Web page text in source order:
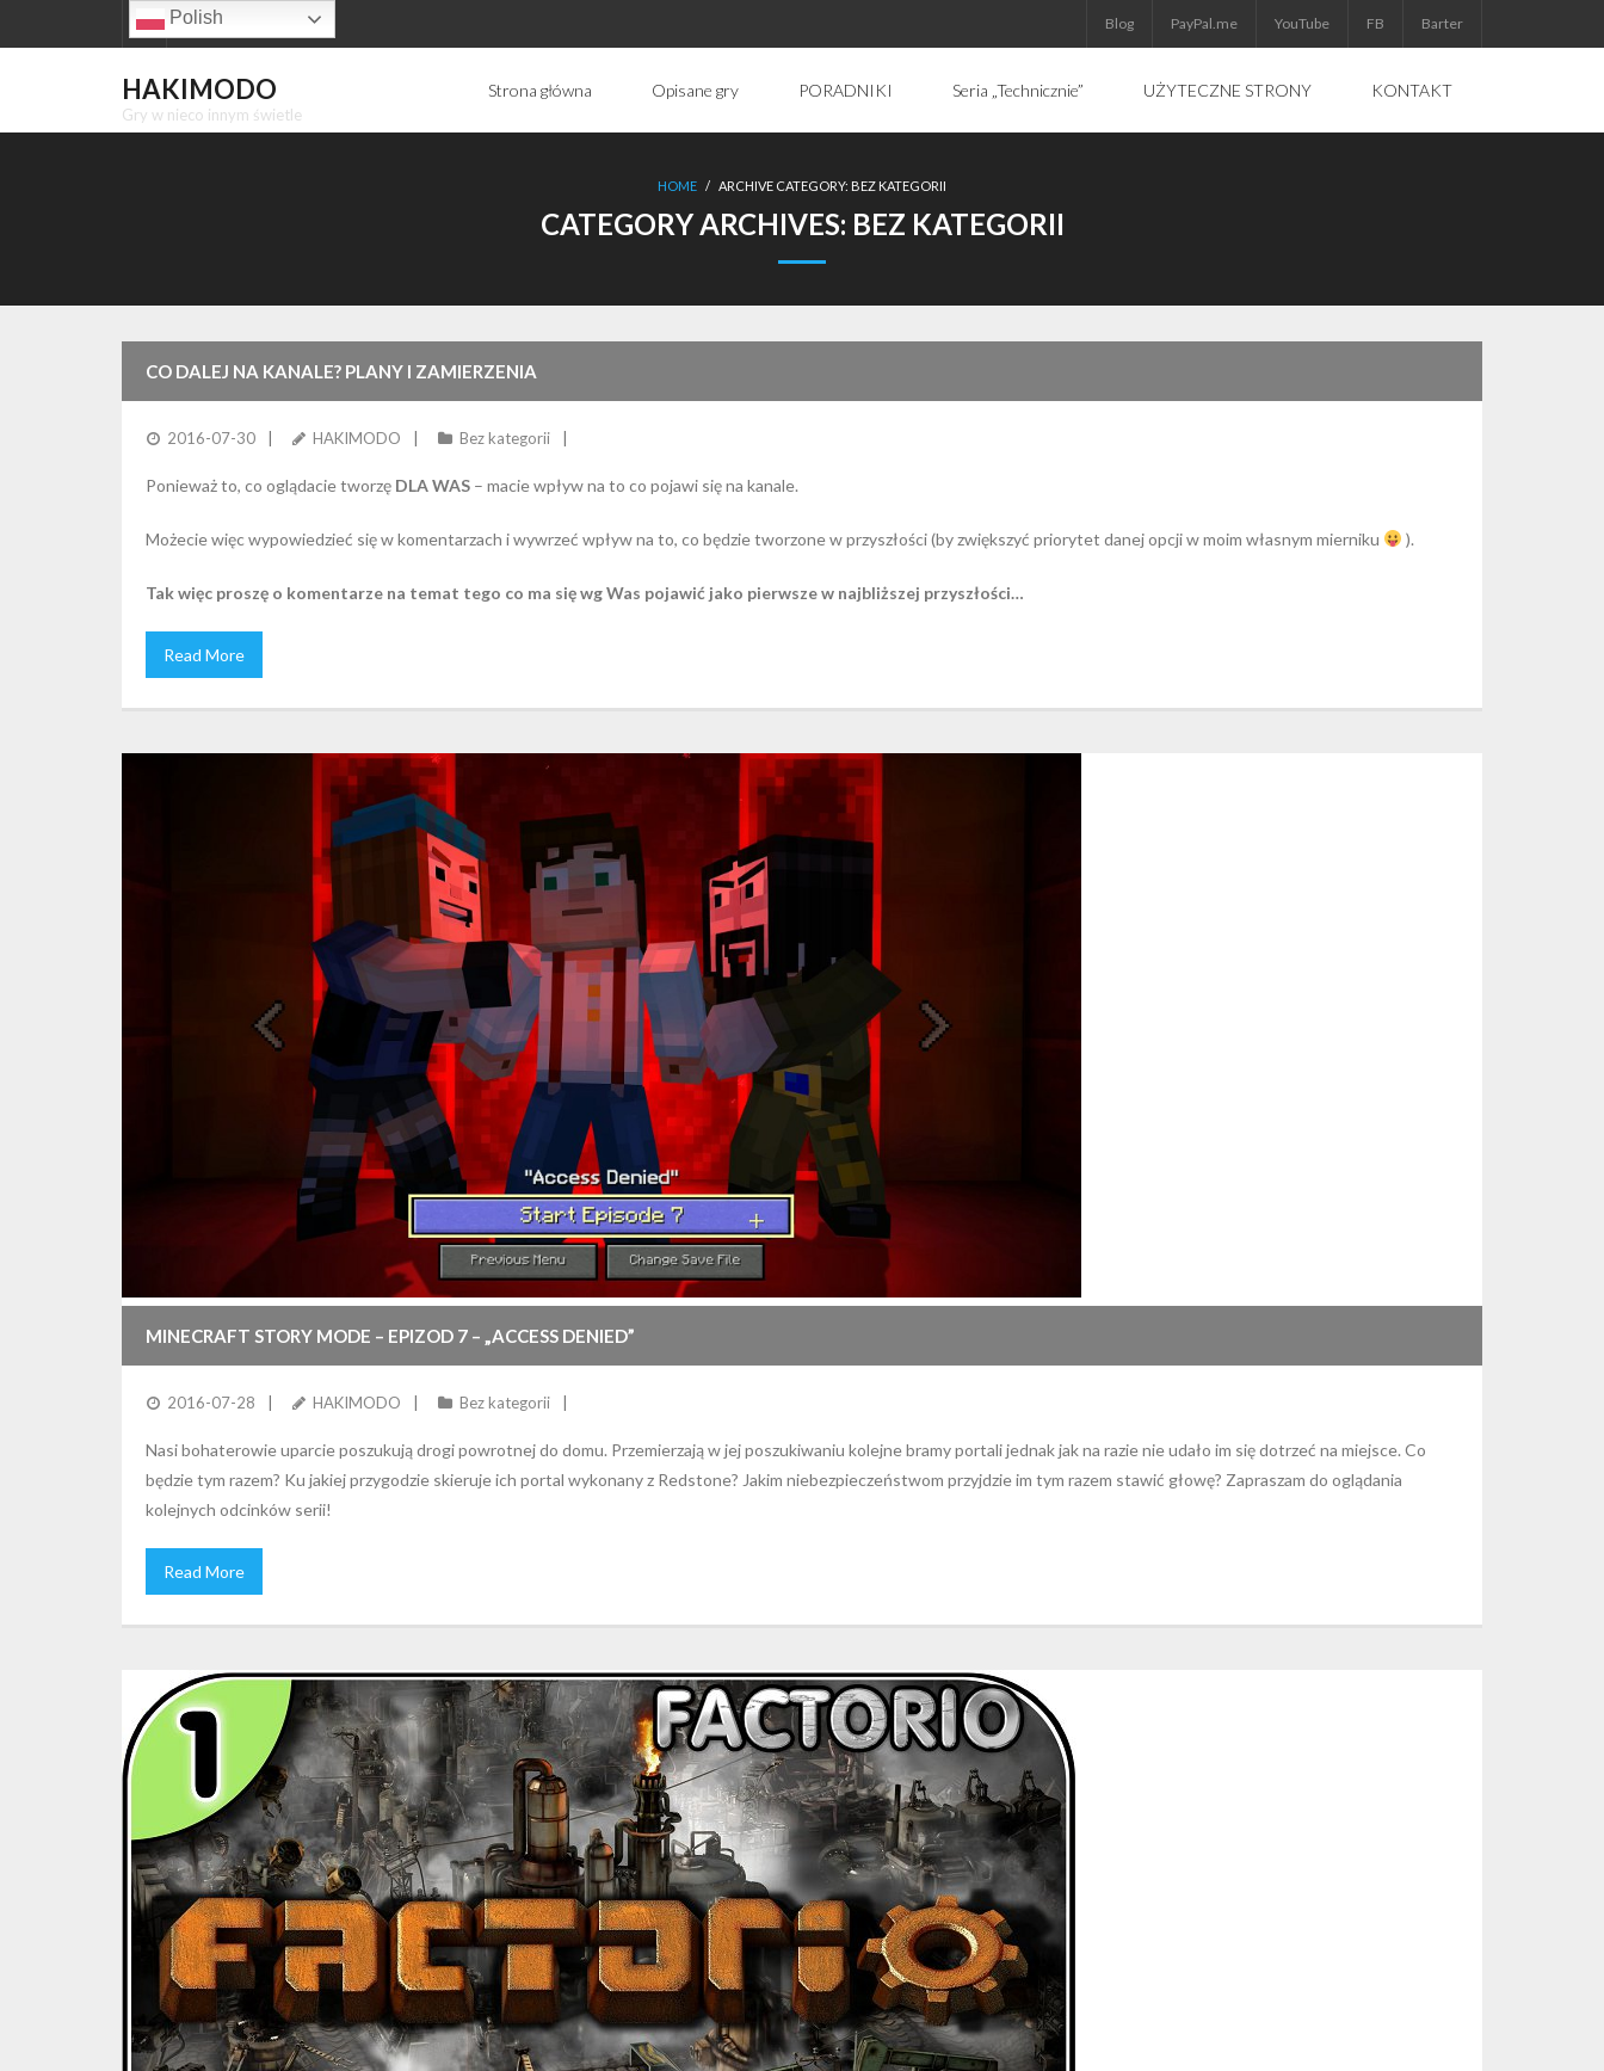
to
Blog PayPal.me YouTube FB Barter
HAKIMODO
Gry w nieco innym świetle
Strona główna Opisane gry PORADNIKI Seria „Technicznie” UŻYTECZNE STRONY KONTAKT
HOME / ARCHIVE CATEGORY: BEZ KATEGORII
CATEGORY ARCHIVES: BEZ KATEGORII
CO DALEJ NA KANALE? PLANY I ZAMIERZENIA
2016-07-30 HAKIMODO Bez kategorii
Ponieważ to, co oglądacie tworzę DLA WAS – macie wpływ na to co pojawi się na kanale.
Możecie więc wypowiedzieć się w komentarzach i wywrzeć wpływ na to, co będzie tworzone w przyszłości (by zwiększyć priorytet danej opcji w moim własnym mierniku ).
Tak więc proszę o komentarze na temat tego co ma się wg Was pojawić jako pierwsze w najbliższej przyszłości…
Read More
MINECRAFT STORY MODE – EPIZOD 7 – „ACCESS DENIED”
2016-07-28 HAKIMODO Bez kategorii
Nasi bohaterowie uparcie poszukują drogi powrotnej do domu. Przemierzają w jej poszukiwaniu kolejne bramy portali jednak jak na razie nie udało im się dotrzeć na miejsce. Co
będzie tym razem? Ku jakiej przygodzie skieruje ich portal wykonany z Redstone? Jakim niebezpieczeństwom przyjdzie im tym razem stawić głowę? Zapraszam do oglądania
kolejnych odcinków serii!
Read More
Polish